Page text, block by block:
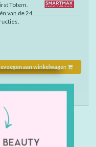
Totem.
van de 24
aan winkelwagen
Totem. Creëer je eigen
na met de meest